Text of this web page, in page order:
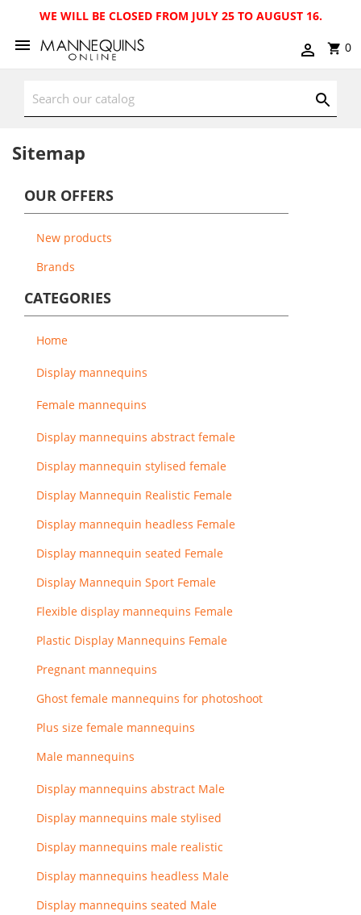
WE WILL BE CLOSED FROM JULY 25 TO AUGUST 16.
0
Sitemap
OUR OFFERS
New products
Brands
CATEGORIES
Home
Display mannequins
Female mannequins
Display mannequins abstract female
Display mannequin stylised female
Display Mannequin Realistic Female
Display mannequin headless Female
Display mannequin seated Female
Display Mannequin Sport Female
Flexible display mannequins Female
Plastic Display Mannequins Female
Pregnant mannequins
Ghost female mannequins for photoshoot
Plus size female mannequins
Male mannequins
Display mannequins abstract Male
Display mannequins male stylised
Display mannequins male realistic
Display mannequins headless Male
Display mannequins seated Male